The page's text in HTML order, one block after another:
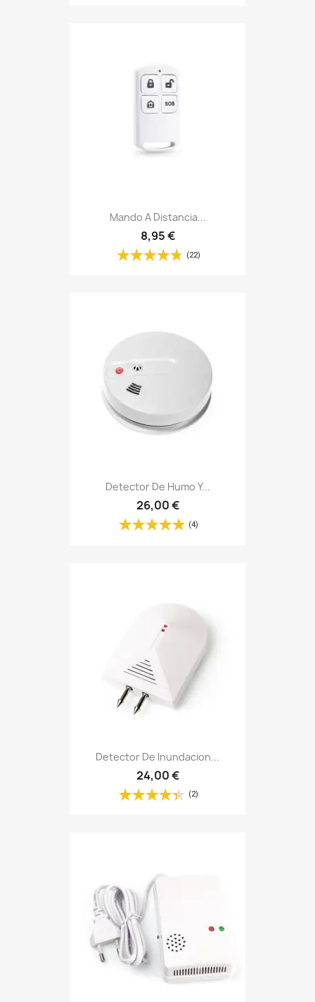
Mando A Distancia...
8,95 €
(22)
Detector De Humo Y...
26,00 €
(4)
Detector De Inundacion...
24,00 €
(2)